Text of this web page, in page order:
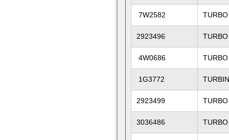
7W2582
2923496
4W0686
1G3772
2923499
3036486